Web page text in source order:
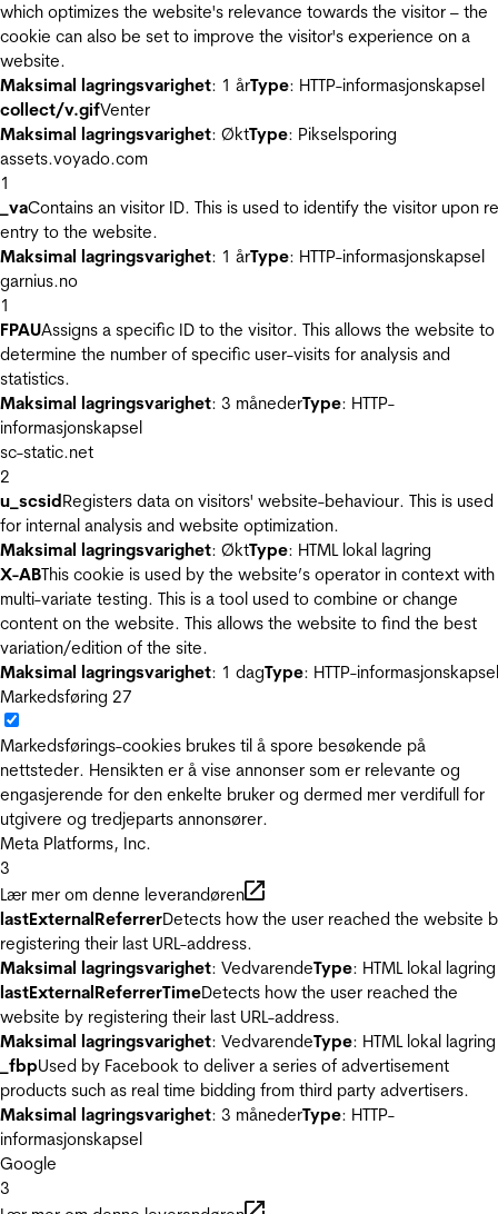
which optimizes the website's relevance towards the visitor – the
cookie can also be set to improve the visitor's experience on a
website.
Maksimal lagringsvarighet: 1 årType: HTTP-informasjonskapsel
collect/v.gifVenter
Maksimal lagringsvarighet: ØktType: Pikselsporing
assets.voyado.com
1
_vaContains an visitor ID. This is used to identify the visitor upon
entry to the website.
Maksimal lagringsvarighet: 1 årType: HTTP-informasjonskapsel
garnius.no
1
FPAUAssigns a specific ID to the visitor. This allows the website to
determine the number of specific user-visits for analysis and
statistics.
Maksimal lagringsvarighet: 3 månederType: HTTP-
informasjonskapsel
sc-static.net
2
u_scsidRegisters data on visitors' website-behaviour. This is used
for internal analysis and website optimization.
Maksimal lagringsvarighet: ØktType: HTML lokal lagring
X-ABThis cookie is used by the website’s operator in context with
multi-variate testing. This is a tool used to combine or change
content on the website. This allows the website to find the best
variation/edition of the site.
Maksimal lagringsvarighet: 1 dagType: HTTP-informasjonskapsel
Markedsføring 27
Markedsførings-cookies brukes til å spore besøkende på
nettsteder. Hensikten er å vise annonser som er relevante og
engasjerende for den enkelte bruker og dermed mer verdifull for
utgivere og tredjeparts annonsører.
Meta Platforms, Inc.
3
Lær mer om denne leverandøren
lastExternalReferrerDetects how the user reached the website
registering their last URL-address.
Maksimal lagringsvarighet: VedvarendeType: HTML lokal lagring
lastExternalReferrerTimeDetects how the user reached the
website by registering their last URL-address.
Maksimal lagringsvarighet: VedvarendeType: HTML lokal lagring
_fbpUsed by Facebook to deliver a series of advertisement
products such as real time bidding from third party advertisers.
Maksimal lagringsvarighet: 3 månederType: HTTP-
informasjonskapsel
Google
3